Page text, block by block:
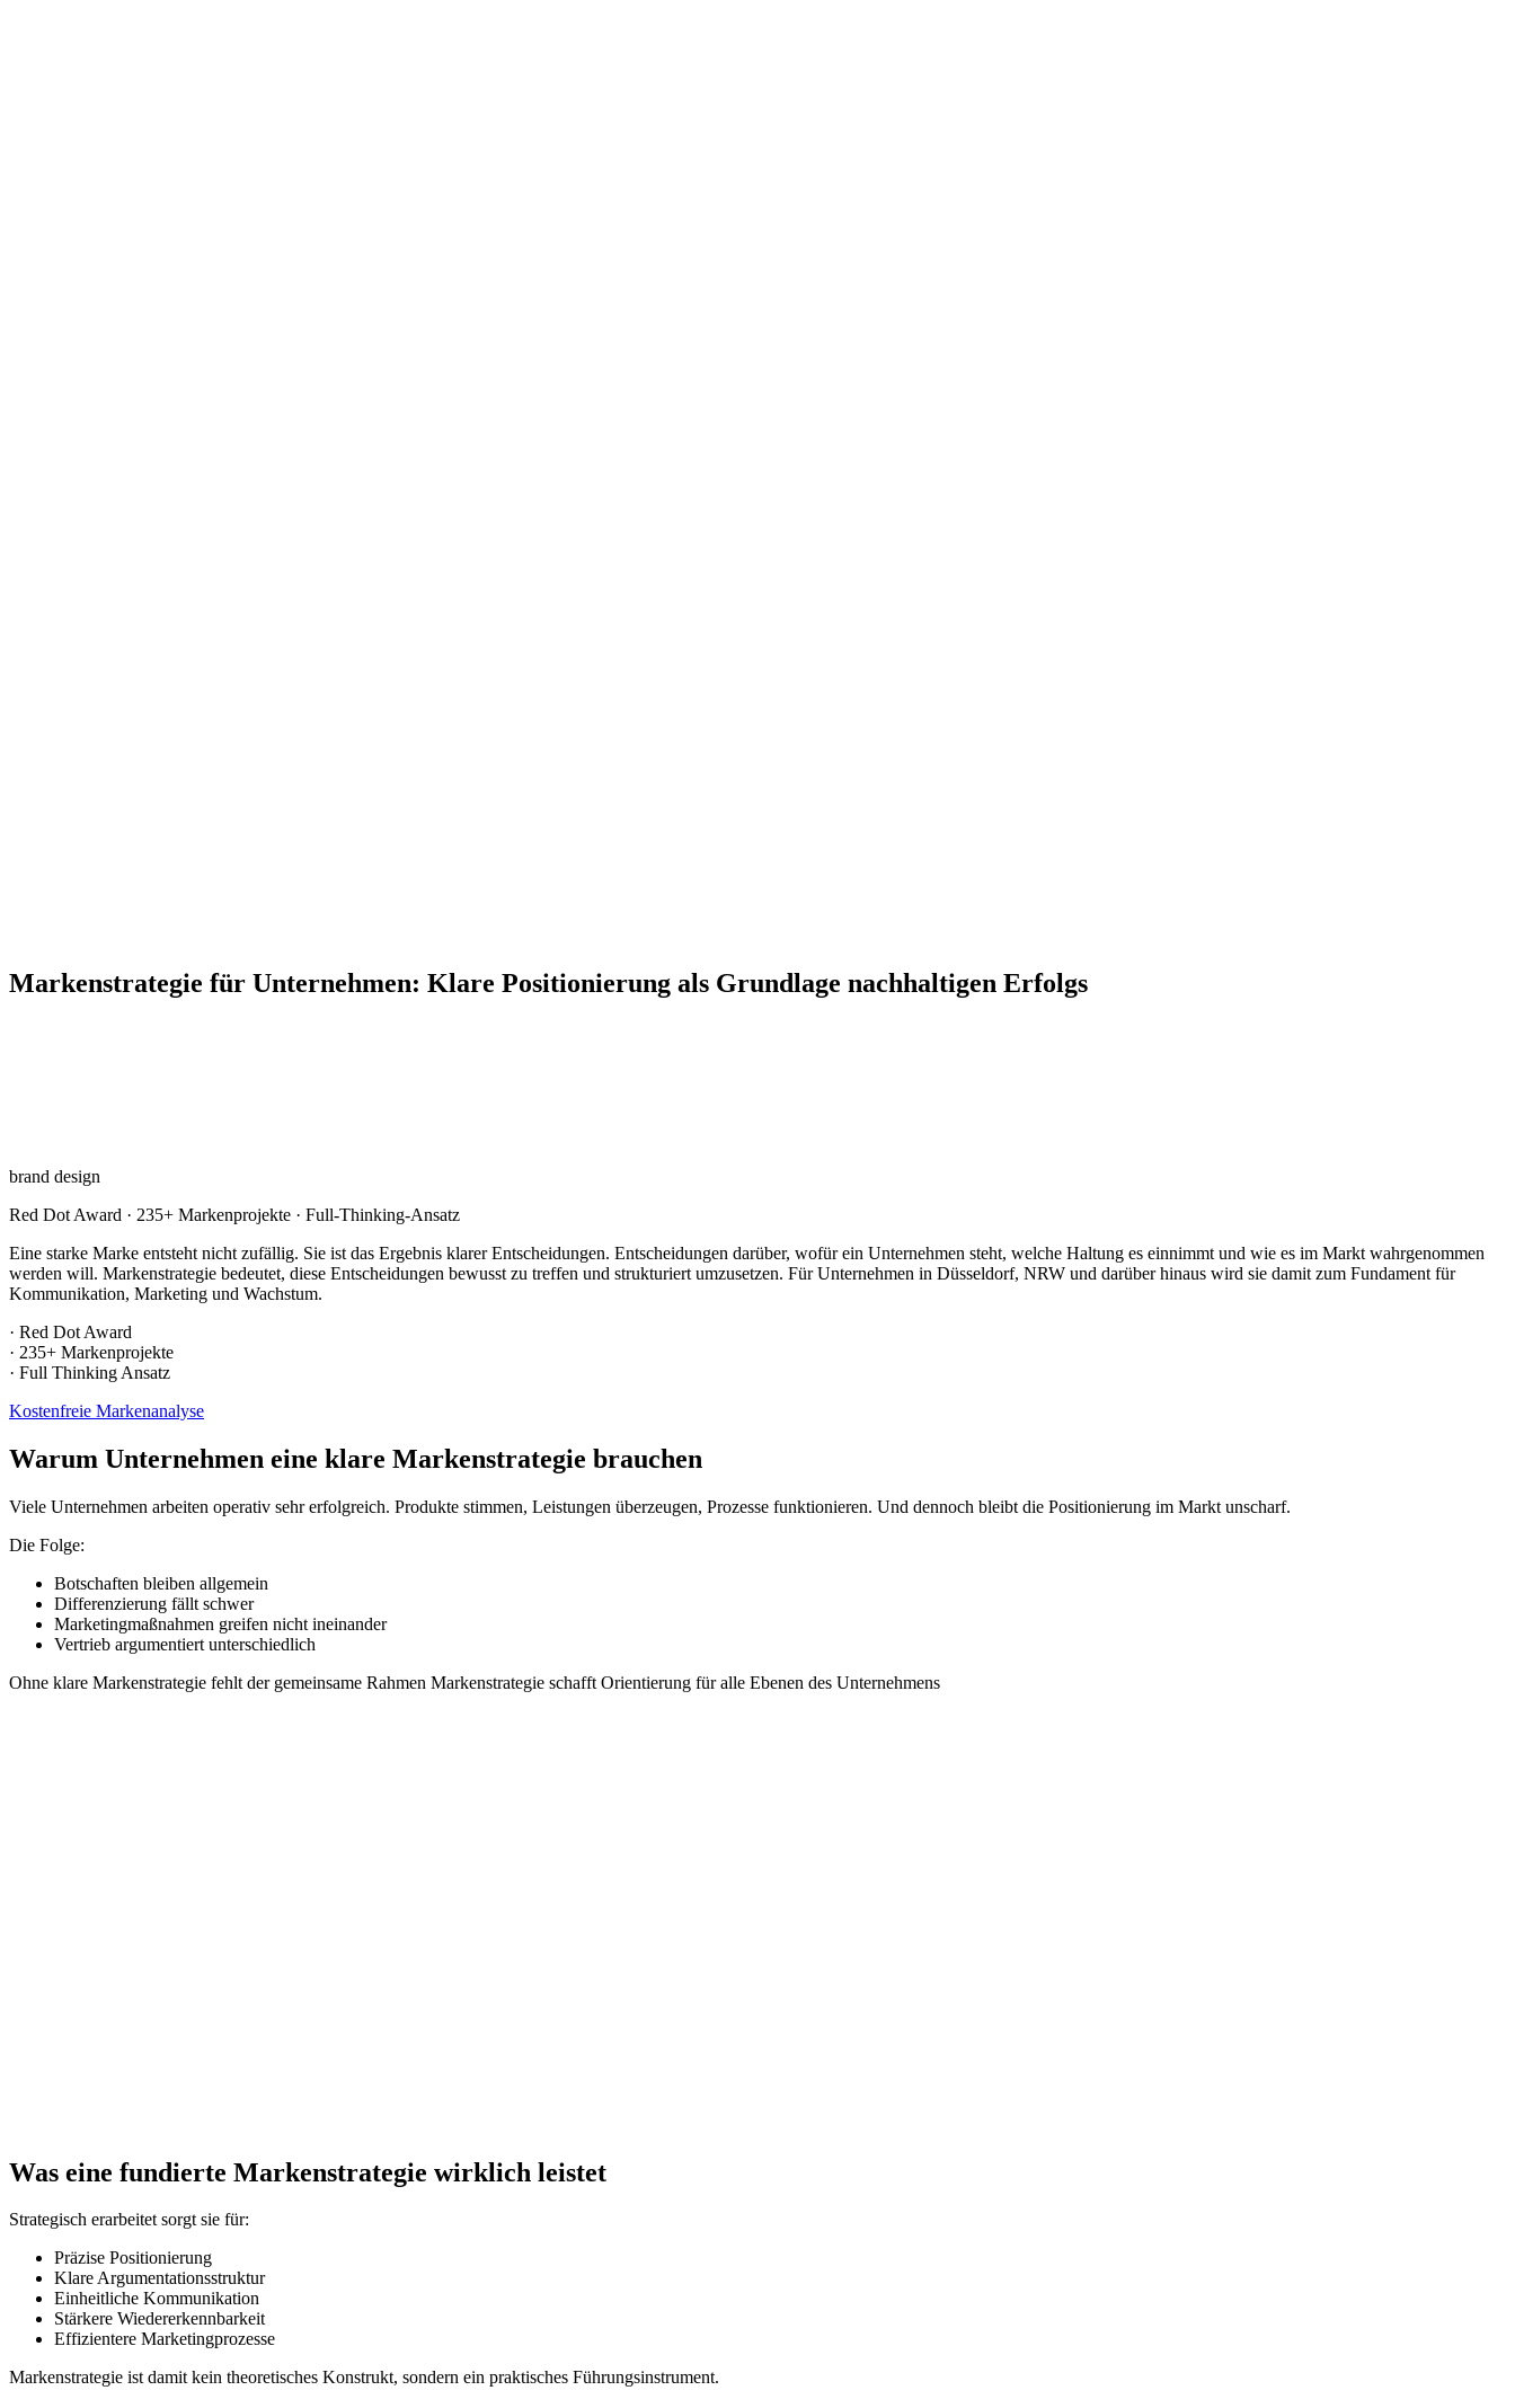
Markenstrategie für Unternehmen: Klare Positionierung als Grundlage nachhaltigen Erfolgs
brand design
Red Dot Award · 235+ Markenprojekte · Full-Thinking-Ansatz
Eine starke Marke entsteht nicht zufällig. Sie ist das Ergebnis klarer Entscheidungen. Entscheidungen darüber, wofür ein Unternehmen steht, welche Haltung es einnimmt und wie es im Markt wahrgenommen
werden will. Markenstrategie bedeutet, diese Entscheidungen bewusst zu treffen und strukturiert umzusetzen. Für Unternehmen in Düsseldorf, NRW und darüber hinaus wird sie damit zum Fundament für
Kommunikation, Marketing und Wachstum.
· Red Dot Award
· 235+ Markenprojekte
· Full Thinking Ansatz
Kostenfreie Markenanalyse
Warum Unternehmen eine klare Markenstrategie brauchen
Viele Unternehmen arbeiten operativ sehr erfolgreich. Produkte stimmen, Leistungen überzeugen, Prozesse funktionieren. Und dennoch bleibt die Positionierung im Markt unscharf.
Die Folge:
Botschaften bleiben allgemein
Differenzierung fällt schwer
Marketingmaßnahmen greifen nicht ineinander
Vertrieb argumentiert unterschiedlich
Ohne klare Markenstrategie fehlt der gemeinsame Rahmen Markenstrategie schafft Orientierung für alle Ebenen des Unternehmens
Was eine fundierte Markenstrategie wirklich leistet
Strategisch erarbeitet sorgt sie für:
Präzise Positionierung
Klare Argumentationsstruktur
Einheitliche Kommunikation
Stärkere Wiedererkennbarkeit
Effizientere Marketingprozesse
Markenstrategie ist damit kein theoretisches Konstrukt, sondern ein praktisches Führungsinstrument.